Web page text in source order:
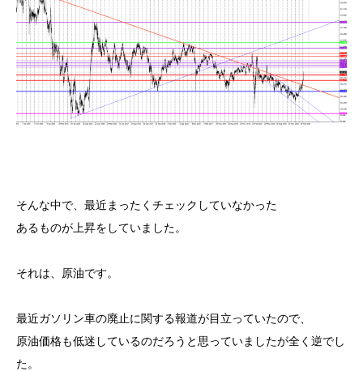
そんな中で、最近まったくチェックしていなかった
あるものが上昇をしていました。
それは、原油です。
最近ガソリン車の廃止に関する報道が目立っていたので、
原油価格も低迷しているのだろうと思っていましたが全く逆でし
た。